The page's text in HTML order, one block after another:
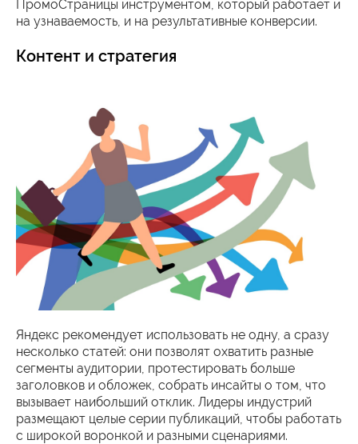
ПромоСтраницы инструментом, который работает и
на узнаваемость, и на результативные конверсии.
Контент и стратегия
Яндекс рекомендует использовать не одну, а сразу
несколько статей: они позволят охватить разные
сегменты аудитории, протестировать больше
заголовков и обложек, собрать инсайты о том, что
вызывает наибольший отклик. Лидеры индустрий
размещают целые серии публикаций, чтобы работать
с широкой воронкой и разными сценариями.